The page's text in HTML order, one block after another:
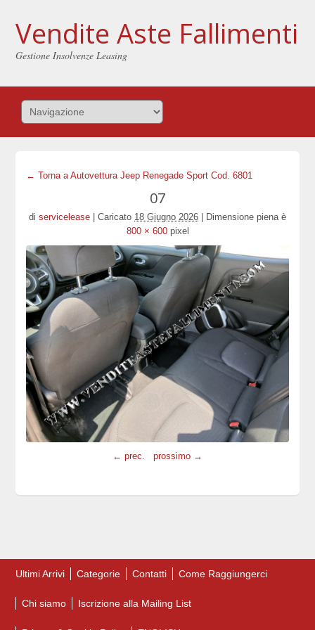
Vendite Aste Fallimenti
Gestione Insolvenze Leasing
← Torna a Autovettura Jeep Renegade Sport Cod. 6801
07
di servicelease Caricato 18 Giugno 2026
Dimensione piena è
800 × 600pixel
← prec. prossimo →
Ultimi Arrivi Categorie Contatti Come Raggiungerci
Chi siamo Iscrizione alla Mailing List